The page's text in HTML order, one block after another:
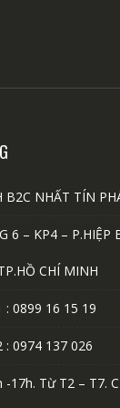
B2C NHẤT TÍN
6 – KP4 – P.HIỆP
CHÍ MINH
0899 16 15 19
0974 137 026
-17h. Từ T2 – T7.